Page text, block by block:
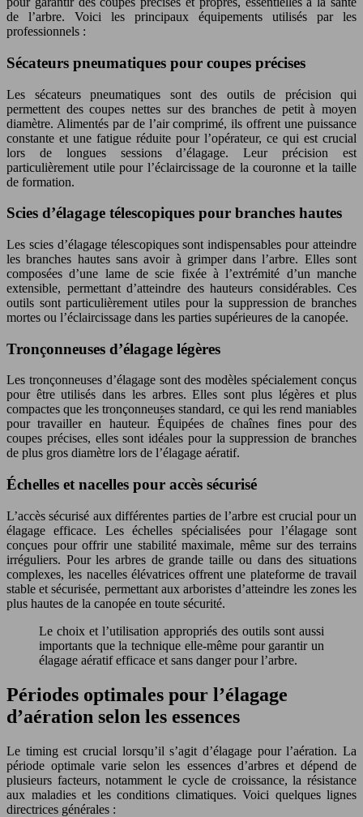
de l’arbre. Voici les principaux équipements utilisés par les
professionnels :
Sécateurs pneumatiques pour coupes précises
Les sécateurs pneumatiques sont des outils de précision qui
permettent des coupes nettes sur des branches de petit à moyen
diamètre. Alimentés par de l’air comprimé, ils offrent une puissance
constante et une fatigue réduite pour l’opérateur, ce qui est crucial
lors de longues sessions d’élagage. Leur précision est
particulièrement utile pour l’éclaircissage de la couronne et la taille
de formation.
Scies d’élagage télescopiques pour branches hautes
Les scies d’élagage télescopiques sont indispensables pour atteindre
les branches hautes sans avoir à grimper dans l’arbre. Elles sont
composées d’une lame de scie fixée à l’extrémité d’un manche
extensible, permettant d’atteindre des hauteurs considérables. Ces
outils sont particulièrement utiles pour la suppression de branches
mortes ou l’éclaircissage dans les parties supérieures de la canopée.
Tronçonneuses d’élagage légères
Les tronçonneuses d’élagage sont des modèles spécialement conçus
pour être utilisés dans les arbres. Elles sont plus légères et plus
compactes que les tronçonneuses standard, ce qui les rend maniables
pour travailler en hauteur. Équipées de chaînes fines pour des
coupes précises, elles sont idéales pour la suppression de branches
de plus gros diamètre lors de l’élagage aératif.
Échelles et nacelles pour accès sécurisé
L’accès sécurisé aux différentes parties de l’arbre est crucial pour un
élagage efficace. Les échelles spécialisées pour l’élagage sont
conçues pour offrir une stabilité maximale, même sur des terrains
irréguliers. Pour les arbres de grande taille ou dans des situations
complexes, les nacelles élévatrices offrent une plateforme de travail
stable et sécurisée, permettant aux arboristes d’atteindre les zones les
plus hautes de la canopée en toute sécurité.
Le choix et l’utilisation appropriés des outils sont aussi
importants que la technique elle-même pour garantir un
élagage aératif efficace et sans danger pour l’arbre.
Périodes optimales pour l’élagage
d’aération selon les essences
Le timing est crucial lorsqu’il s’agit d’élagage pour l’aération. La
période optimale varie selon les essences d’arbres et dépend de
plusieurs facteurs, notamment le cycle de croissance, la résistance
aux maladies et les conditions climatiques. Voici quelques lignes
directrices générales :